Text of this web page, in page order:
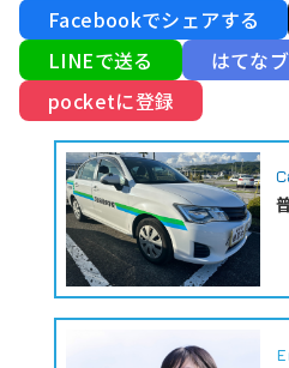
Facebookでシェアする
LINEで送る
はてな
pocketに登録